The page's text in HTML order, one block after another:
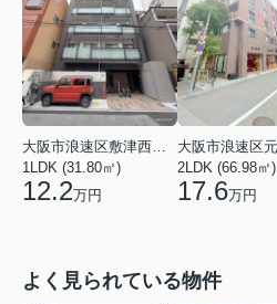
大阪市浪速区敷津西２丁目
1LDK (31.80㎡)
12.2万円
2LDK (66.98㎡)
17.6万円
よく見られている物件